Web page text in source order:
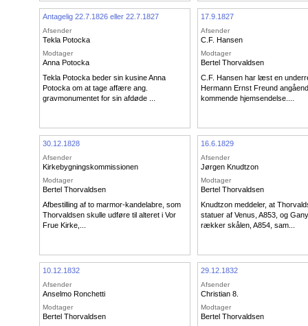
Antagelig 22.7.1826 eller 22.7.1827
Afsender
Tekla Potocka
Modtager
Anna Potocka
Tekla Potocka beder sin kusine Anna
Potocka om at tage affære ang.
gravmonumentet for sin afdøde ...
17.9.1827
Afsender
C.F. Hansen
Modtager
Bertel Thorvaldsen
C.F. Hansen har læst en
Hermann Ernst Freund
kommende hjemsendelse....
30.12.1828
Afsender
Kirkebygningskommissionen
Modtager
Bertel Thorvaldsen
Afbestilling af to marmor-kandelabre, som
Thorvaldsen skulle udføre til alteret i Vor
Frue Kirke,...
16.6.1829
Afsender
Jørgen Knudtzon
Modtager
Bertel Thorvaldsen
Knudtzon meddeler, at
statuer af Venus, A853, og
rækker skålen, A854, sam...
10.12.1832
Afsender
Anselmo Ronchetti
Modtager
Bertel Thorvaldsen
29.12.1832
Afsender
Christian 8.
Modtager
Bertel Thorvaldsen